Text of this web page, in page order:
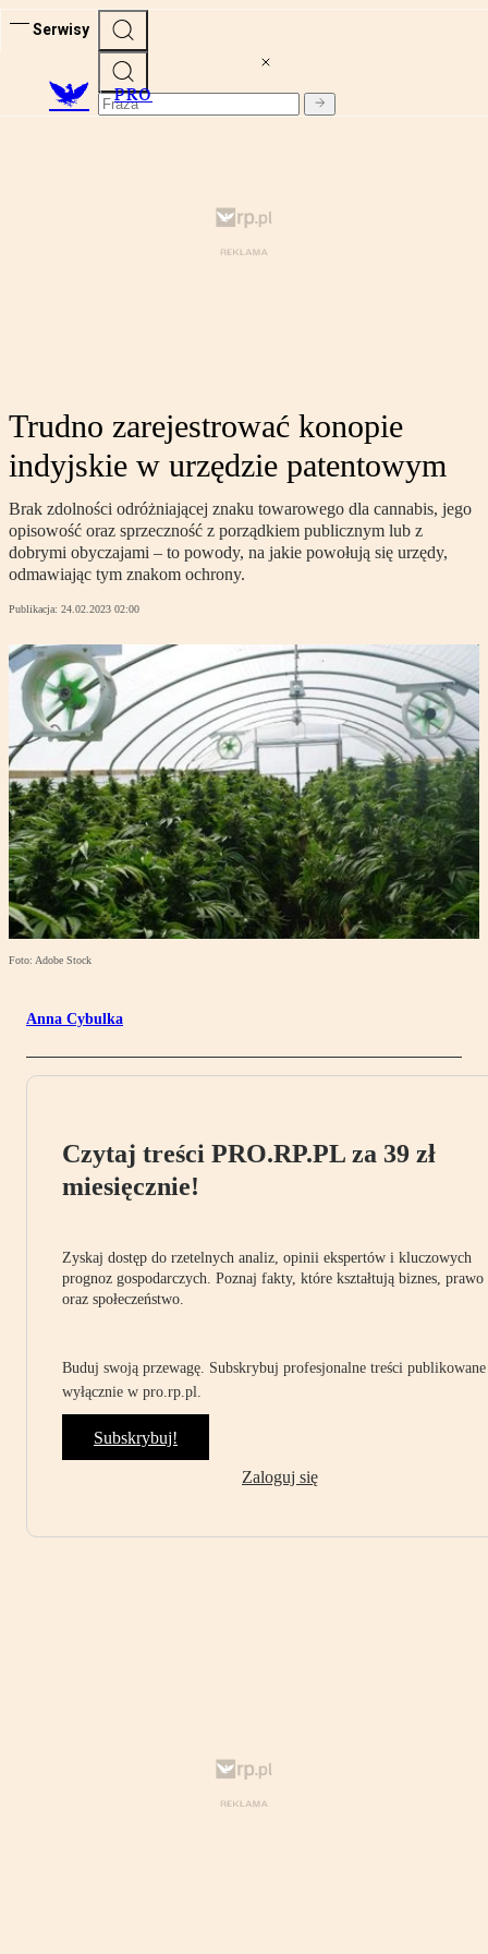
Serwisy
PRO
Trudno zarejestrować konopie
indyjskie w urzędzie patentowym
Brak zdolności odróżniającej znaku towarowego dla cannabis, jego
opisowość oraz sprzeczność z porządkiem publicznym lub z
dobrymi obyczajami – to powody, na jakie powołują się urzędy,
odmawiając tym znakom ochrony.
Publikacja: 24.02.2023 02:00
Foto: Adobe Stock
Anna Cybulka
Czytaj treści PRO.RP.PL za 39 zł
miesięcznie!
Zyskaj dostęp do rzetelnych analiz, opinii ekspertów i kluczowych
prognoz gospodarczych. Poznaj fakty, które kształtują biznes, prawo
oraz społeczeństwo.
Buduj swoją przewagę. Subskrybuj profesjonalne treści publikowane
wyłącznie w pro.rp.pl.
Subskrybuj!
Zaloguj się